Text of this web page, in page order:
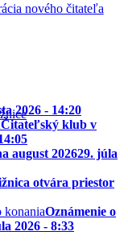
nového čitateľa
2026 - 14:20
Čitateľský klub v
august 202629. júla
otvára priestor
Oznámenie o
2026 - 8:33